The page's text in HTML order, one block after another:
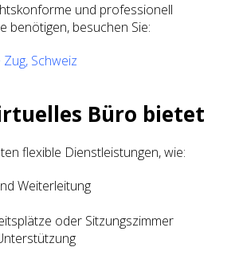
und professionell
benötigen, besuchen Sie:
Schweiz
Büro bietet
flexible Dienstleistungen, wie:
Weiterleitung
oder Sitzungszimmer